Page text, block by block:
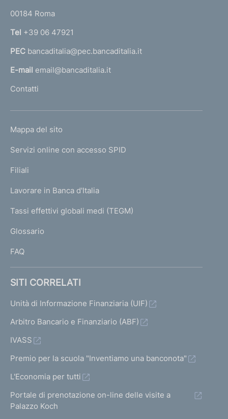
r
n
a
l
'
m
e
a
g
00184 Roma
Tel +39 06 47921
PEC bancaditalia@pec.bancaditalia.it
E-mail email@bancaditalia.it
Contatti
L
N
K
T
I
I
Mappa del sito
Servizi online con accesso SPID
Filiali
Lavorare in Banca d'Italia
Tassi effettivi globali medi (TEGM)
Glossario
FAQ
SITI CORRELATI
Unità di Informazione Finanziaria (UIF)
Arbitro Bancario e Finanziario (ABF)
IVASS
Premio per la scuola "Inventiamo una banconota"
L'Economia per tutti
Portale di prenotazione on-line delle visite a
Palazzo Koch